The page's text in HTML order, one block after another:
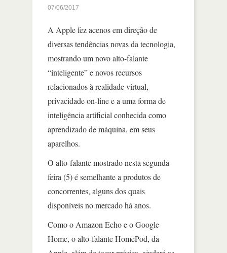
07/06/2017
A Apple fez acenos em direção de
diversas tendências novas da tecnologia,
mostrando um novo alto-falante
“inteligente” e novos recursos
relacionados à realidade virtual,
privacidade on-line e a uma forma de
inteligência artificial conhecida como
aprendizado de máquina, em seus
aparelhos.
O alto-falante mostrado nesta segunda-
feira (5) é semelhante a produtos de
concorrentes, alguns dos quais
disponíveis no mercado há anos.
Como o Amazon Echo e o Google
Home, o alto-falante HomePod, da